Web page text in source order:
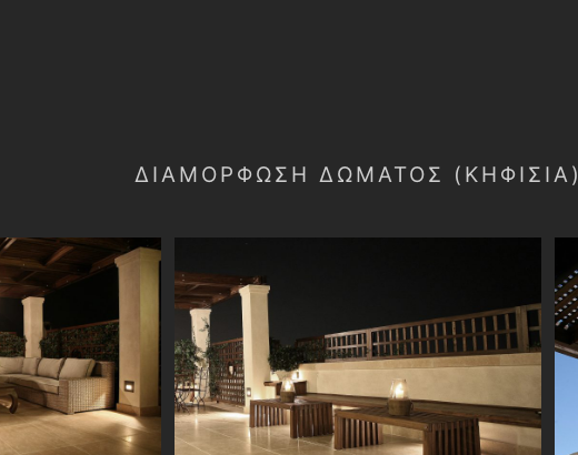
ΔΙΑΜΟΡΦΩΣΗ ΔΩΜΑΤΟΣ (ΚΗΦΙΣΙΑ)